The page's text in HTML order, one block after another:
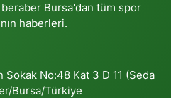
Bursa'dan tüm spor
haberleri.
Sokak No:48 Kat 3 D 11 (Seda
Bursa/Türkiye